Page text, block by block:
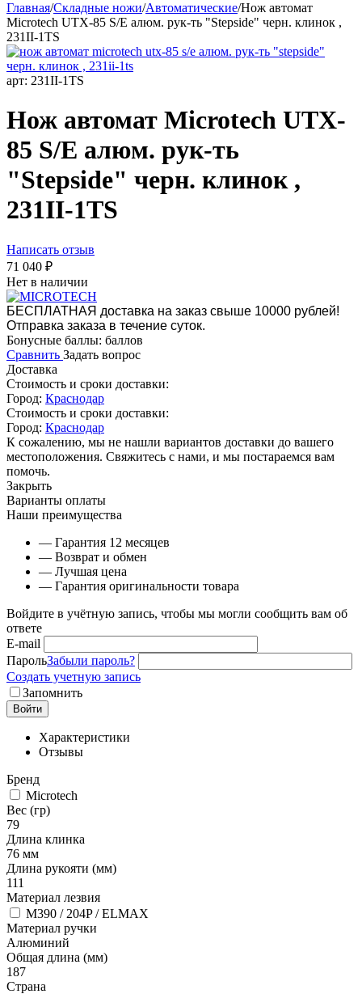
Главная/Складные ножи/Автоматические/Нож автомат
Microtech UTX-85 S/E алюм. рук-ть "Stepside" черн. клинок ,
231II-1TS
арт: 231II-1TS
Нож автомат Microtech UTX-
85 S/E алюм. рук-ть
"Stepside" черн. клинок ,
231II-1TS
Написать отзыв
71 040 ₽
Нет в наличии
БЕСПЛАТНАЯ доставка на заказ свыше 10000 рублей!
Отправка заказа в течение суток.
Бонусные баллы: баллов
Сравнить Задать вопрос
Доставка
Стоимость и сроки доставки:
Город: Краснодар
Стоимость и сроки доставки:
Город: Краснодар
К сожалению, мы не нашли вариантов доставки до вашего
местоположения. Свяжитесь с нами, и мы постараемся вам
помочь.
Закрыть
Варианты оплаты
Наши преимущества
— Гарантия 12 месяцев
— Возврат и обмен
— Лучшая цена
— Гарантия оригинальности товара
Войдите в учётную запись, чтобы мы могли сообщить вам об
ответе
E-mail
ПарольЗабыли пароль?
Создать учетную запись
Запомнить
Войти
Характеристики
Отзывы
Бренд
Microtech
Вес (гр)
79
Длина клинка
76 мм
Длина рукояти (мм)
111
Материал лезвия
M390 / 204P / ELMAX
Материал ручки
Алюминий
Общая длина (мм)
187
Страна